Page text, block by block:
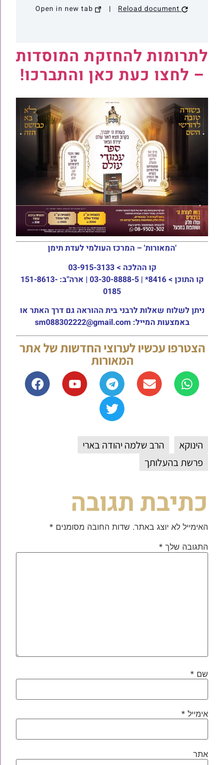
Reload document
|
לתרומות להחזקת המוסדות
– לחצו כעת כאן והתברכו!
'המאורות' – המרכז העולמי לעדת תימן
קו ההלכה > 03-915-3133
קו התוכן >
8416* | 03-30-8888-5 | ארה"ב: 151-8613-
0185
ניתן לשלוח שאלות לרבני בית ההוראה גם דרך האתר או
באמצעות המייל: sm088302222@gmail.com
הצטרפו עכשיו לערוצי החדשות של אתר
המאורות
הינוקא
הרב שלמה יהודה בארי
פרשת בהעלותך
כתיבת תגובה
האימייל לא יוצג באתר. שדות החובה מסומנים *
התגובה שלך *
שם *
אימייל *
אתר